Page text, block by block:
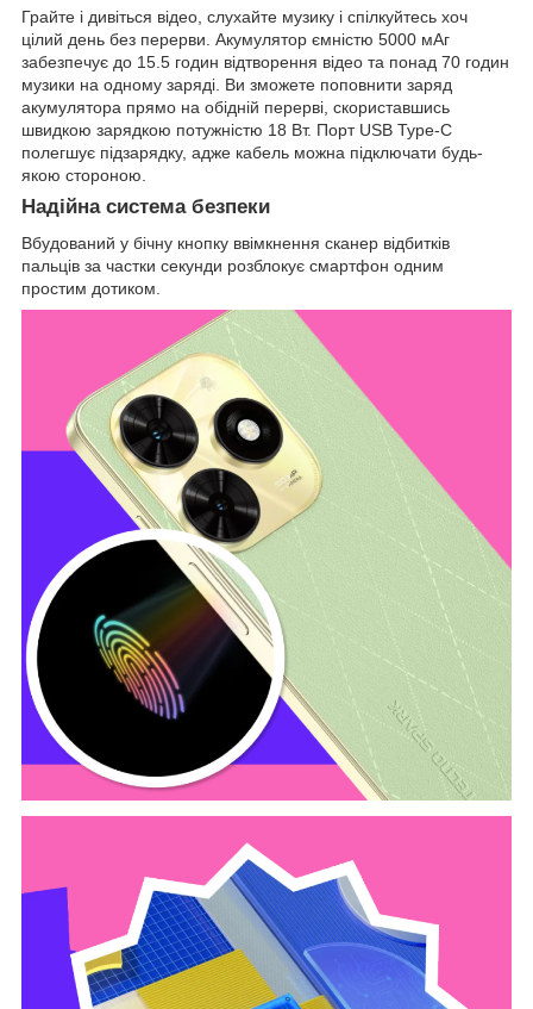
Грайте і дивіться відео, слухайте музику і спілкуйтесь хоч
цілий день без перерви. Акумулятор ємністю 5000 мАг
забезпечує до 15.5 годин відтворення відео та понад 70 годин
музики на одному заряді. Ви зможете поповнити заряд
акумулятора прямо на обідній перерві, скориставшись
швидкою зарядкою потужністю 18 Вт. Порт USB Type-C
полегшує підзарядку, адже кабель можна підключати будь-
якою стороною.
Надійна система безпеки
Вбудований у бічну кнопку ввімкнення сканер відбитків
пальців за частки секунди розблокує смартфон одним
простим дотиком.